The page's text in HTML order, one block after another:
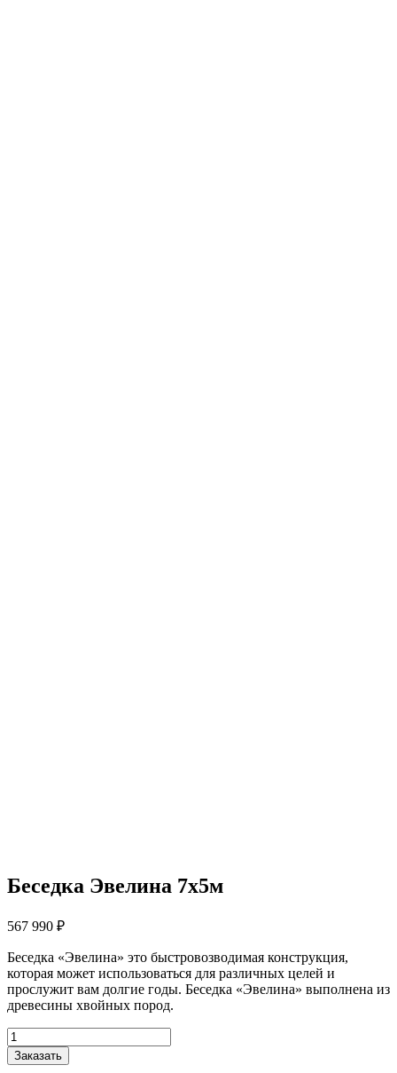
Беседка Эвелина 7х5м
567 990 ₽
Беседка «Эвелина» это быстровозводимая конструкция,
которая может использоваться для различных целей и
прослужит вам долгие годы. Беседка «Эвелина» выполнена из
древесины хвойных пород.
Количество
товара
Беседка
Заказать